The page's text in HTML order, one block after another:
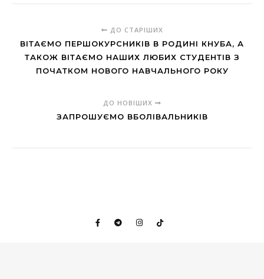
ДО СТАРІШИХ
ВІТАЄМО ПЕРШОКУРСНИКІВ В РОДИНІ КНУБА, А
ТАКОЖ ВІТАЄМО НАШИХ ЛЮБИХ СТУДЕНТІВ З
ПОЧАТКОМ НОВОГО НАВЧАЛЬНОГО РОКУ
ДО НОВІШИХ
ЗАПРОШУЄМО ВБОЛІВАЛЬНИКІВ